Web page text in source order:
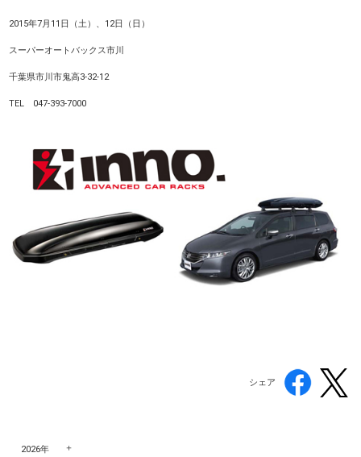
2015年7月11日（土）、12日（日）
スーパーオートバックス市川
千葉県市川市鬼高3-32-12
TEL 047-393-7000
シェア
2026年